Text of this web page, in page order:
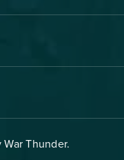
Thunder.